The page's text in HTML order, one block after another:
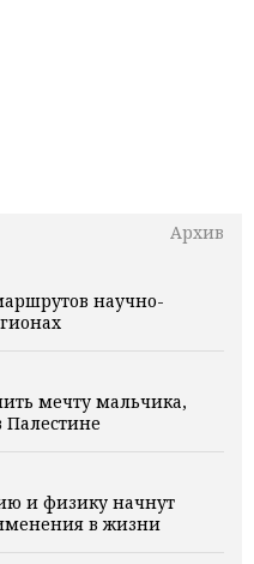
Архив
научно-
мечту мальчика,
и физику начнут
в жизни